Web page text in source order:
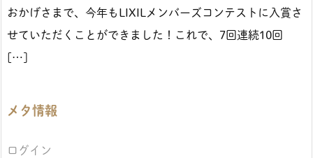
おかげさまで、今年もLIXILメンバーズコンテストに入賞さ
せていただくことができました！これで、7回連続10回
[…]
メタ情報
ログイン